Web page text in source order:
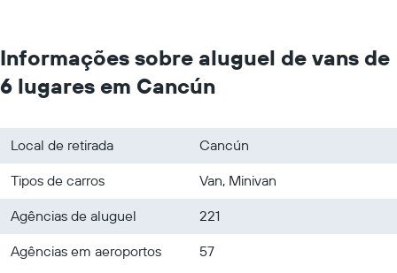
Informações sobre aluguel de vans de
6 lugares em Cancún
Local de retirada
Cancún
Tipos de carros
Van, Minivan
Agências de aluguel
221
Agências em aeroportos
57